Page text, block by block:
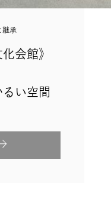
継承
会館》
い空間